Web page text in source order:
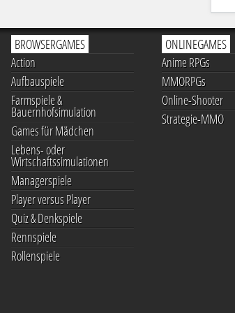
BROWSERGAMES
Action
Aufbauspiele
Farmspiele &
Bauernhofsimulation
Games für Mädchen
Lebens- oder
Wirtschaftssimulationen
Managerspiele
Player versus Player
Quiz & Denkspiele
Rennspiele
Rollenspiele
ONLINEGAMES
Anime RPGs
MMORPGs
Online-Shooter
Strategie-MMO